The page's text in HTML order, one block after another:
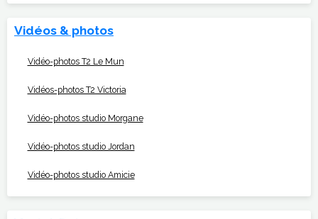
Vidéos & photos
Vidéo-photos T2 Le Mun
Vidéos-photos T2 Victoria
Vidéo-photos studio Morgane
Vidéo-photos studio Jordan
Vidéo-photos studio Amicie